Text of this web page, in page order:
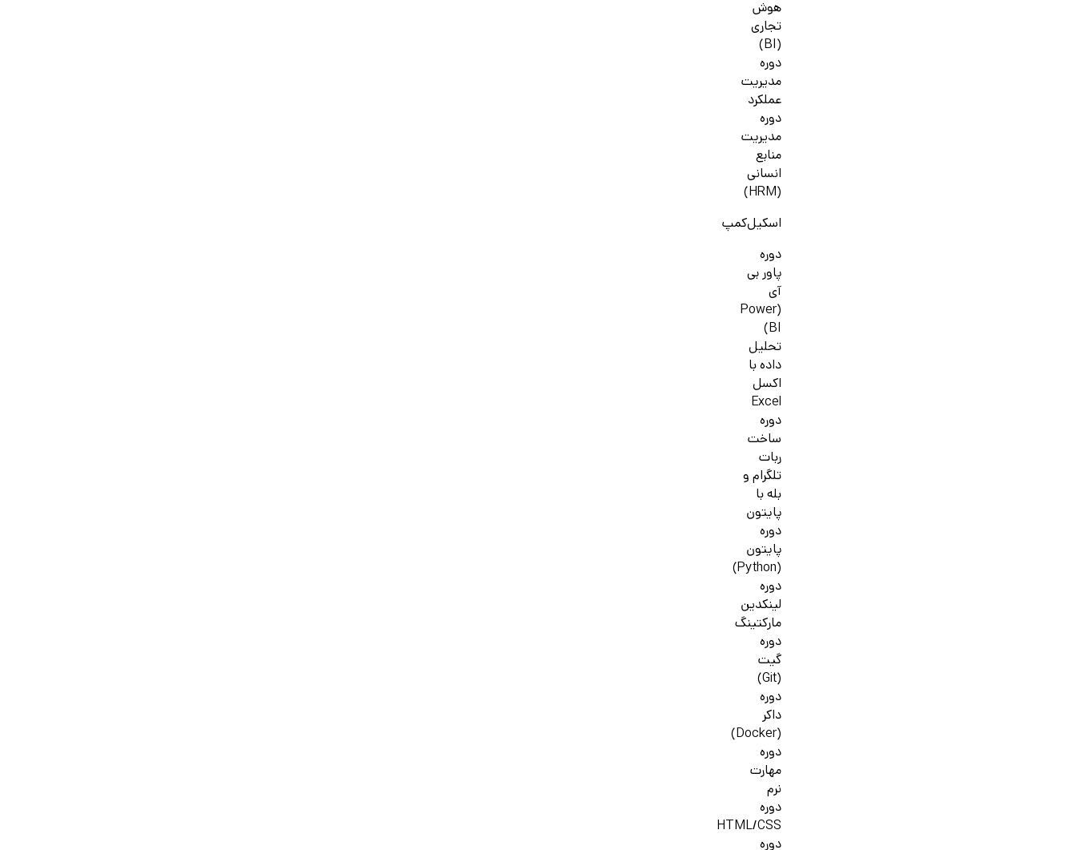
هوش
تجاری
(BI)
دوره
مدیریت
عملکرد
دوره
مدیریت
منابع
انسانی
(HRM)
اسکیل‌کمپ
دوره
پاور بی
آی
(Power
BI)
تحلیل
داده با
اکسل
Excel
دوره
ساخت
ربات
تلگرام و
بله با
پایتون
دوره
پایتون
(Python)
دوره
لینکدین
مارکتینگ
دوره
گیت
(Git)
دوره
داکر
(Docker)
دوره
مهارت
نرم
دوره
HTML/CSS
دوره